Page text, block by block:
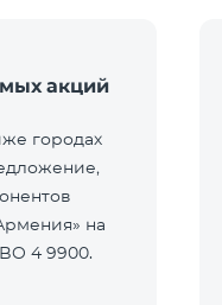
акций
городах
на
4 9900.